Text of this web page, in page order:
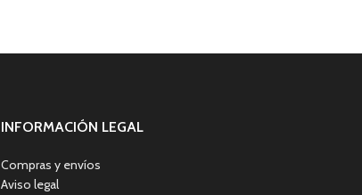
INFORMACIÓN LEGAL
Compras y envíos
Aviso legal